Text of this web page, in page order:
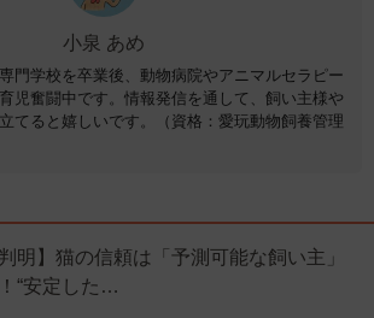
小泉 あめ
門学校を卒業後、動物病院やアニマルセラピー
児奮闘中です。情報発信を通して、飼い主様や
てると嬉しいです。（資格：愛玩動物飼養管理
明】猫の信頼は「予測可能な飼い主」
“安定した…